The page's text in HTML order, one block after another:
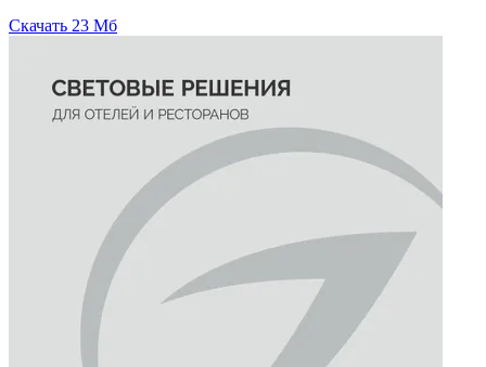
Скачать 23 Мб